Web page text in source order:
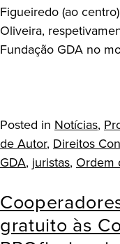
Figueiredo (ao
Oliveira,
Fundação GDA no
Posted in Notícias,
de Autor, Direitos
GDA, juristas, Ordem
gratuito às